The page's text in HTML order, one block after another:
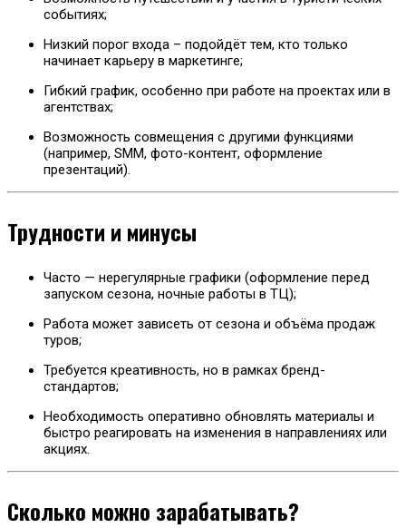
событиях;
Низкий порог входа – подойдёт тем, кто только
начинает карьеру в маркетинге;
Гибкий график, особенно при работе на проектах или в
агентствах;
Возможность совмещения с другими функциями
(например, SMM, фото-контент, оформление
презентаций).
Трудности и минусы
Часто — нерегулярные графики (оформление перед
запуском сезона, ночные работы в ТЦ);
Работа может зависеть от сезона и объёма продаж
туров;
Требуется креативность, но в рамках бренд-
стандартов;
Необходимость оперативно обновлять материалы и
быстро реагировать на изменения в направлениях или
акциях.
Сколько можно зарабатывать?